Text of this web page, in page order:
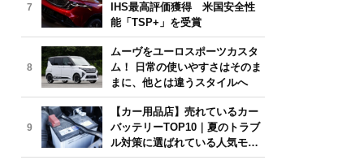
7
IHS最高評価獲得 米国安全性
能「TSP+」を受賞
8
ムーヴをユーロスポーツカスタ
ム！ 日常の使いやすさはそのま
まに、他とは違うスタイルへ
9
【カー用品店】売れているカー
バッテリーTOP10｜夏のトラブ
ル対策に選ばれている人気モデ